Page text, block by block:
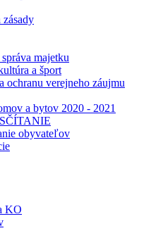
majetku
a šport
ochranu verejneho záujmu
a bytov 2020 - 2021
obyvateľov
KO